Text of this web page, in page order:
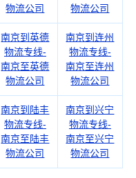
物流公司
物流公司
南京到英德
物流专线-
南京至英德
物流公司
南京到连州
物流专线-
南京至连州
物流公司
南京到陆丰
物流专线-
南京至陆丰
物流公司
南京到兴宁
物流专线-
南京至兴宁
物流公司